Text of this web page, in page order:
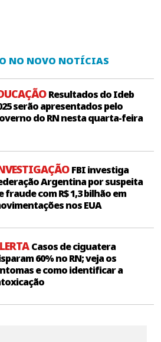
NO NOVO NOTÍCIAS
Resultados do Ideb
serão apresentados pelo
do RN nesta quarta-feira
FBI investiga
Argentina por suspeita
fraude com R$ 1,3 bilhão em
nos EUA
Casos de ciguatera
60% no RN; veja os
e como identificar a